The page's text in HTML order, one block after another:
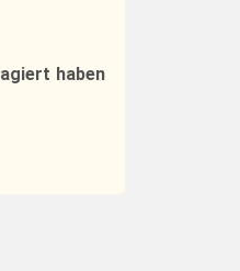
agiert haben